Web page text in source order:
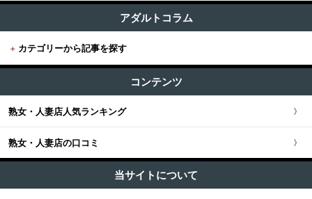
東京全域
新宿・歌舞伎町・新大久保・高田馬場
池袋・大塚・巣鴨・練馬
五反田・品川・高輪・蒲田
関東版TOP
埼玉県
神奈川県
+関西
関西全域
大阪府
東海・北陸・甲信越版TOP
東海・北陸・甲信越全域
中国・四国版TOP
+九州・沖縄
アダルトコラム
+ カテゴリーから記事を探す
コンテンツ
熟女・人妻店人気ランキング
熟女・人妻店の口コミ
当サイトについて